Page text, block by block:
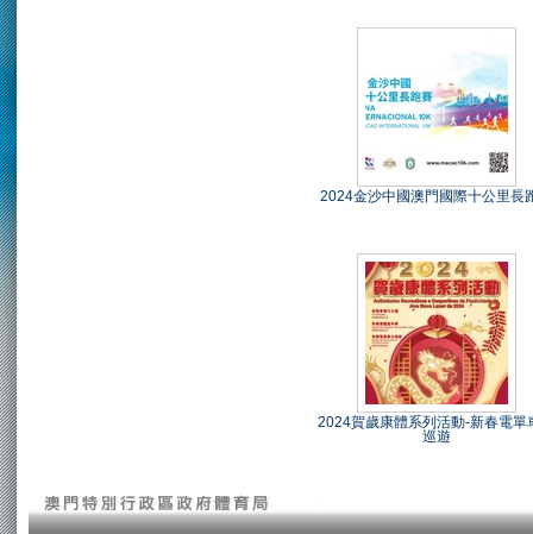
2024金沙中國澳門國際十公里長
2024賀歲康體系列活動-新春電單
巡遊